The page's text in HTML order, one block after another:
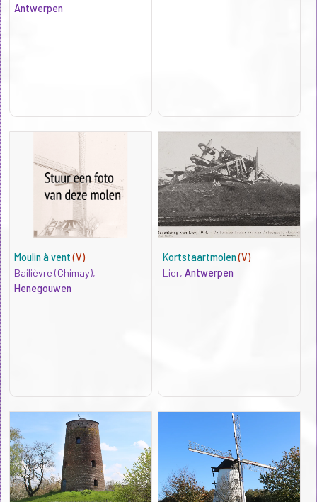
Antwerpen
Moulin à vent(V)
Bailièvre (Chimay),
Henegouwen
Kortstaartmolen(V)
Lier,Antwerpen